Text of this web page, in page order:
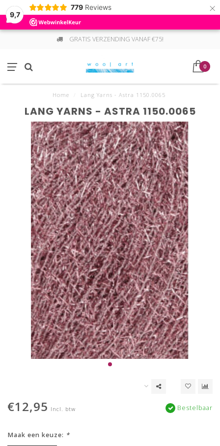
9,7
779 Reviews ×
GRATIS VERZENDING VANAF €75!
0
Home Lang Yarns - Astra 1150.0065
LANG YARNS - ASTRA 1150.0065
€12,95 Incl. btw Bestelbaar
Maak een keuze: *